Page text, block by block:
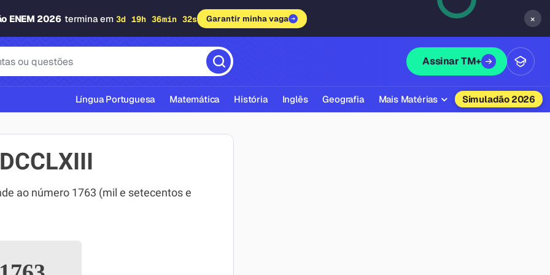
ENEM 2026 termina em 3d 19h 36min 31s Garantir minha vaga ×
Assinar TM+
ABNT
Língua Portuguesa Matemática História Inglês Geografia Mais Matérias Simuladão 2026
ao número 1763 (mil e setecentos e